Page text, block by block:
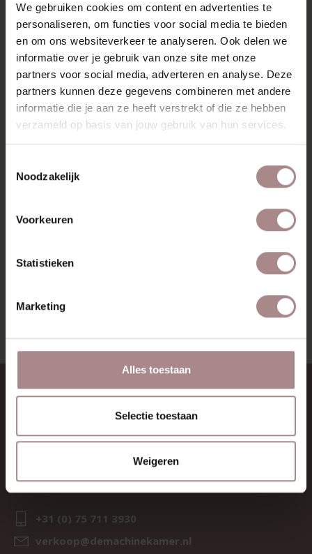
We gebruiken cookies om content en advertenties te
personaliseren, om functies voor social media te bieden
en om ons websiteverkeer te analyseren. Ook delen we
informatie over je gebruik van onze site met onze
partners voor social media, adverteren en analyse. Deze
partners kunnen deze gegevens combineren met andere
informatie die je aan ze heeft verstrekt of die ze hebben
verzameld op basis van jouw gebruik van hun services.
Noodzakelijk
Voorkeuren
Statistieken
Marketing
Alles toestaan
Selectie toestaan
Weigeren
HOUTSTAAL EIKEN
VANAF
CONTACT
Sav & Økse is een onderdeel van
De Machinekamer
IBAN:NL21 RABO 0126 3237 47
+31 (0) 75 711 3930
verkoop@demachinekamer.nl